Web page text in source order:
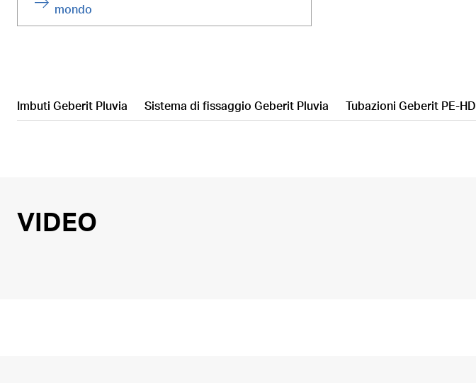
mondo
Imbuti Geberit Pluvia Sistema di fissaggio Geberit Pluvia Tubazioni Geberit PE-HD
VIDEO